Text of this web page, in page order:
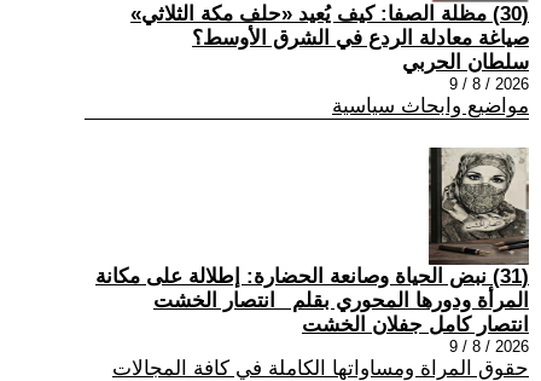
(30) مظلة الصفا: كيف يُعيد «حلف مكة الثلاثي»
صياغة معادلة الردع في الشرق الأوسط؟
سلطان الحربي
2026 / 8 / 9
مواضيع وابحاث سياسية
(31) نبض الحياة وصانعة الحضارة: إطلالة على مكانة
المرأة ودورها المحوري بقلم _انتصار الخشت
انتصار كامل جفلان الخشت
2026 / 8 / 9
حقوق المراة ومساواتها الكاملة في كافة المجالات